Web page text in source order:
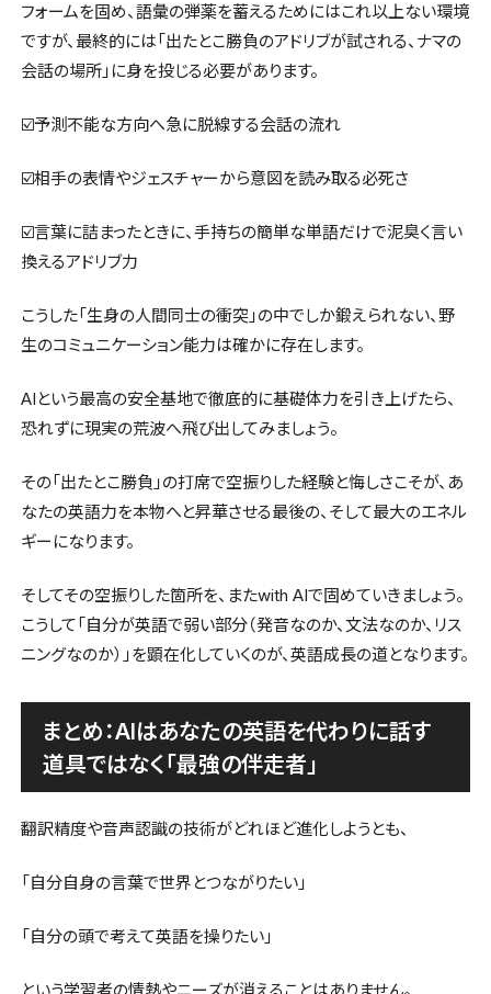
フォームを固め、語彙の弾薬を蓄えるためにはこれ以上ない環境
ですが、最終的には「出たとこ勝負のアドリブが試される、ナマの
会話の場所」に身を投じる必要があります。
☑️予測不能な方向へ急に脱線する会話の流れ
☑️相手の表情やジェスチャーから意図を読み取る必死さ
☑️言葉に詰まったときに、手持ちの簡単な単語だけで泥臭く言い
換えるアドリブ力
こうした「生身の人間同士の衝突」の中でしか鍛えられない、野
生のコミュニケーション能力は確かに存在します。
AIという最高の安全基地で徹底的に基礎体力を引き上げたら、
恐れずに現実の荒波へ飛び出してみましょう。
その「出たとこ勝負」の打席で空振りした経験と悔しさこそが、あ
なたの英語力を本物へと昇華させる最後の、そして最大のエネル
ギーになります。
そしてその空振りした箇所を、またwith AIで固めていきましょう。
こうして「自分が英語で弱い部分（発音なのか、文法なのか、リス
ニングなのか）」を顕在化していくのが、英語成長の道となります。
まとめ：AIはあなたの英語を代わりに話す
道具ではなく「最強の伴走者」
翻訳精度や音声認識の技術がどれほど進化しようとも、
「自分自身の言葉で世界とつながりたい」
「自分の頭で考えて英語を操りたい」